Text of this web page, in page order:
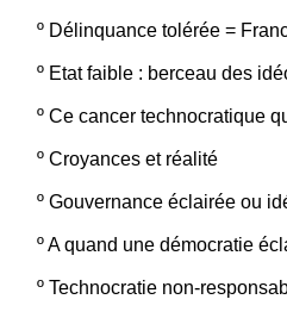
º Délinquance tolérée =
º Etat faible : berceau des
º Ce cancer technocratique
º Croyances et réalité
º Gouvernance éclairée ou
ºA quand une démocratie
º Technocratie non-